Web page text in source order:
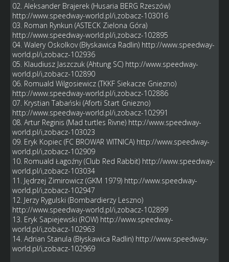
02. Aleksander Brajerek (Husaria BERG Rzeszów)
http://www.speedway-world.pl/i,zobacz-103016
03. Roman Rynkun (ASTECK Zielona Góra)
http://www.speedway-world.pl/i,zobacz-102895
04. Walery Oskolkov (Błyskawica Radlin) http://www.speedway-
world.pl/i,zobacz-102936
05. Klaudiusz Jaszczuk (Ahtung SC) http://www.speedway-
world.pl/i,zobacz-102890
06. Romuald Wilgosiewicz (TKKF Siekacze Gniezno)
http://www.speedway-world.pl/i,zobacz-102886
07. Krystian Tabański (Aforti Start Gniezno)
http://www.speedway-world.pl/i,zobacz-102991
08. Artur Reginis (Mad turtles Rivne) http://www.speedway-
world.pl/i,zobacz-103023
09. Eryk Kopiec (FC BROWAR WITNICA) http://www.speedway-
world.pl/i,zobacz-102909
10. Romuald Łagoźny (Club Red Rabbit) http://www.speedway-
world.pl/i,zobacz-103034
11. Jędrzej Zimirowicz (GKM 1979) http://www.speedway-
world.pl/i,zobacz-102947
12. Jerzy Rygulski (Bombardierzy Leszno)
http://www.speedway-world.pl/i,zobacz-102899
13. Eryk Sapiejewski (ROW) http://www.speedway-
world.pl/i,zobacz-102963
14. Adrian Stanula (Błyskawica Radlin) http://www.speedway-
world.pl/i,zobacz-102969